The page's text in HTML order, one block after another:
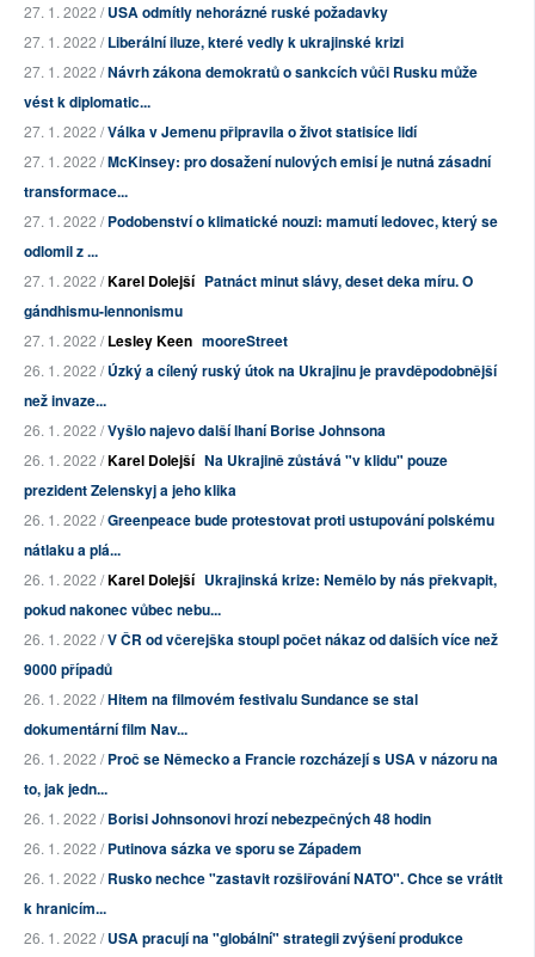
27. 1. 2022 /USA odmítly nehorázné ruské požadavky
27. 1. 2022 /Liberální iluze, které vedly k ukrajinské krizi
27. 1. 2022 /Návrh zákona demokratů o sankcích vůči Rusku může
vést k diplomatic...
27. 1. 2022 /Válka v Jemenu připravila o život statisíce lidí
27. 1. 2022 /McKinsey: pro dosažení nulových emisí je nutná zásadní
transformace...
27. 1. 2022 /Podobenství o klimatické nouzi: mamutí ledovec, který se
odlomil z ...
27. 1. 2022 /Karel Dolejší Patnáct minut slávy, deset deka míru. O
gándhismu-lennonismu
27. 1. 2022 /Lesley Keen mooreStreet
26. 1. 2022 /Úzký a cílený ruský útok na Ukrajinu je pravděpodobnější
než invaze...
26. 1. 2022 /Vyšlo najevo další lhaní Borise Johnsona
26. 1. 2022 /Karel Dolejší Na Ukrajině zůstává "v klidu" pouze
prezident Zelenskyj a jeho klika
26. 1. 2022 /Greenpeace bude protestovat proti ustupování polskému
nátlaku a plá...
26. 1. 2022 /Karel Dolejší Ukrajinská krize: Nemělo by nás překvapit,
pokud nakonec vůbec nebu...
26. 1. 2022 /V ČR od včerejška stoupl počet nákaz od dalších více než
9000 případů
26. 1. 2022 /Hitem na filmovém festivalu Sundance se stal
dokumentární film Nav...
26. 1. 2022 /Proč se Německo a Francie rozcházejí s USA v názoru na
to, jak jedn...
26. 1. 2022 /Borisi Johnsonovi hrozí nebezpečných 48 hodin
26. 1. 2022 /Putinova sázka ve sporu se Západem
26. 1. 2022 /Rusko nechce "zastavit rozšiřování NATO". Chce se vrátit
k hranicím...
26. 1. 2022 /USA pracují na "globální" strategii zvýšení produkce